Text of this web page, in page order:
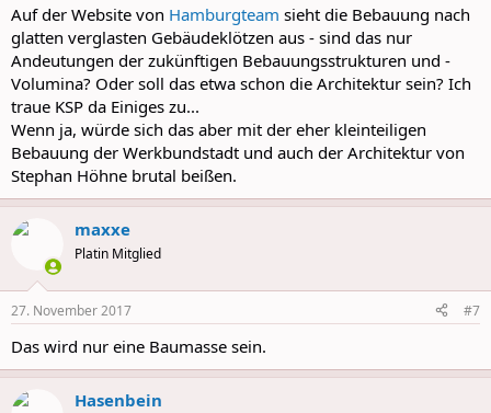
Auf der Website von Hamburgteam sieht die Bebauung nach
glatten verglasten Gebäudeklötzen aus - sind das nur
Andeutungen der zukünftigen Bebauungsstrukturen und -
Volumina? Oder soll das etwa schon die Architektur sein? Ich
traue KSP da Einiges zu...
Wenn ja, würde sich das aber mit der eher kleinteiligen
Bebauung der Werkbundstadt und auch der Architektur von
Stephan Höhne brutal beißen.
maxxe
Platin Mitglied
27. November 2017 #7
Das wird nur eine Baumasse sein.
Hasenbein